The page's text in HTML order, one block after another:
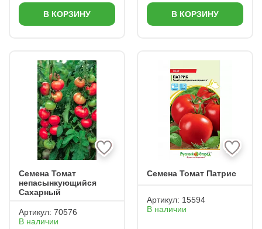
В КОРЗИНУ В КОРЗИНУ
Семена Томат
непасынкующийся
Сахарный
Артикул: 70576
В наличии
Семена Томат Патрис
Артикул: 15594
В наличии